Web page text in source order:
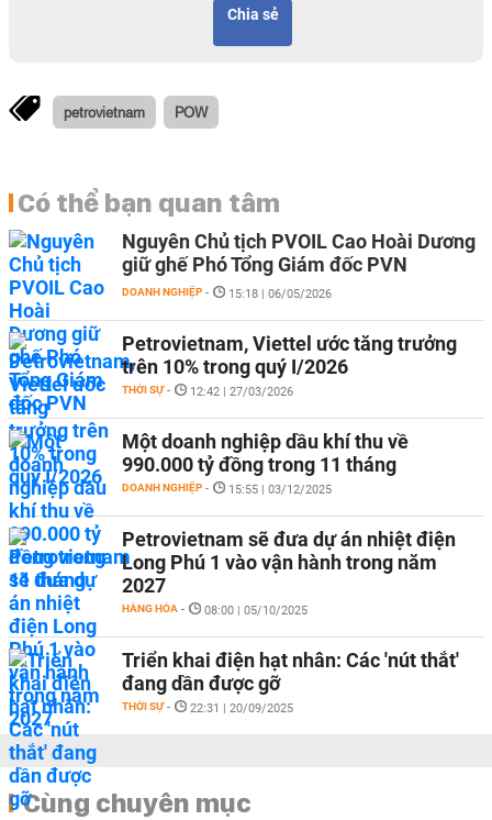
Chia sẻ
petrovietnam POW
Có thể bạn quan tâm
Nguyên Chủ tịch PVOIL Cao Hoài Dương
giữ ghế Phó Tổng Giám đốc PVN
DOANH NGHIỆP - 15:18 | 06/05/2026
Petrovietnam, Viettel ước tăng trưởng
trên 10% trong quý I/2026
THỜI SỰ - 12:42 | 27/03/2026
Một doanh nghiệp dầu khí thu về
990.000 tỷ đồng trong 11 tháng
DOANH NGHIỆP - 15:55 | 03/12/2025
Petrovietnam sẽ đưa dự án nhiệt điện
Long Phú 1 vào vận hành trong năm
2027
HÀNG HÓA - 08:00 | 05/10/2025
Triển khai điện hạt nhân: Các 'nút thắt'
đang dần được gỡ
THỜI SỰ - 22:31 | 20/09/2025
Cùng chuyên mục